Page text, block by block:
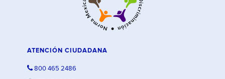
ATENCIÓN CIUDADANA
800 465 2486